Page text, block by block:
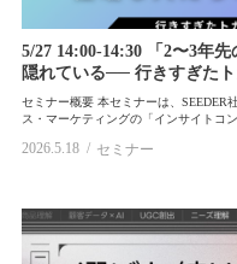
5/27 14:00-14:30 「2〜3年
隠れている── 行きすぎた
セミナー概要 本セミナーは、SEEDER
ス・マーケティングの「インサイトコ
2026.5.18 セミナー